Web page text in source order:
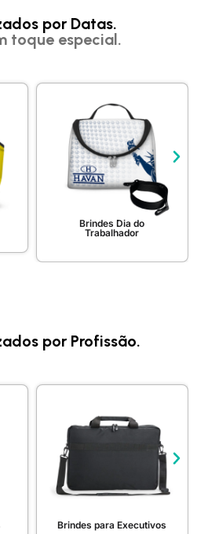
por Datas.
toque especial.
Brindes Dia do
Trabalhador
por Profissão.
Brindes para Executivos